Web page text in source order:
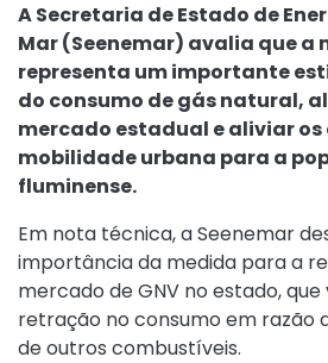
A Secretaria de Estado de
Mar (Seenemar) avalia que a
representa um importante
do consumo de gás natural,
mercado estadual e aliviar os
mobilidade urbana para a
fluminense.
Em nota técnica, a Seenemar
importância da medida para a
mercado de GNV no estado,
retração no consumo em razão
de outros combustíveis.